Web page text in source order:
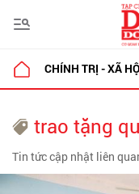
CHÍNH TRỊ - XÃ
trao tặng
Tin tức cập nhật liên